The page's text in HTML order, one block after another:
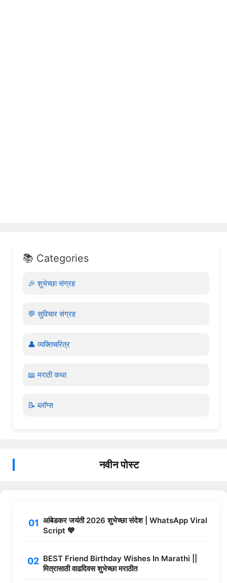
📚 Categories
🎉 शुभेच्छा संग्रह
💬 सुविचार संग्रह
👤 व्यक्तिचरित्र
📖 मराठी कथा
📝 ब्लॉग्स
नवीन पोस्ट
आंबेडकर जयंती 2026 शुभेच्छा संदेश | WhatsApp Viral
Script 💙
BEST Friend Birthday Wishes In Marathi ||
मित्रासाठी वाढदिवस शुभेच्छा मराठीत